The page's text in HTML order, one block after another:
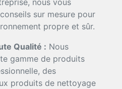
nous vous
sur mesure pour
propre et sûr.
Qualité : Nous
gamme de produits
des
produits de nettoyage